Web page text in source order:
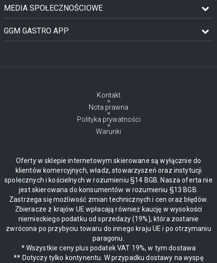
MEDIA SPOŁECZNOŚCIOWE
GGM GASTRO APP
Kontakt
Nota prawna
Polityka prywatności
Warunki
Oferty w sklepie internetowym skierowane są wyłącznie do
klientów komercyjnych, władz, stowarzyszeń oraz instytucji
społecznych i kościelnych w rozumieniu §14 BGB. Nasza oferta nie
jest skierowana do konsumentów w rozumieniu §13 BGB.
Zastrzega się możliwość zmian technicznych i cen oraz błędów.
Zbieracze z krajów UE wpłacają również kaucję w wysokości
niemieckiego podatku od sprzedaży (19%), która zostanie
zwrócona po przybyciu towaru do innego kraju UE i po otrzymaniu
paragonu.
* Wszystkie ceny plus podatek VAT 19%, w tym dostawa
** Dotyczy tylko kontynentu. W przypadku dostawy na wyspę